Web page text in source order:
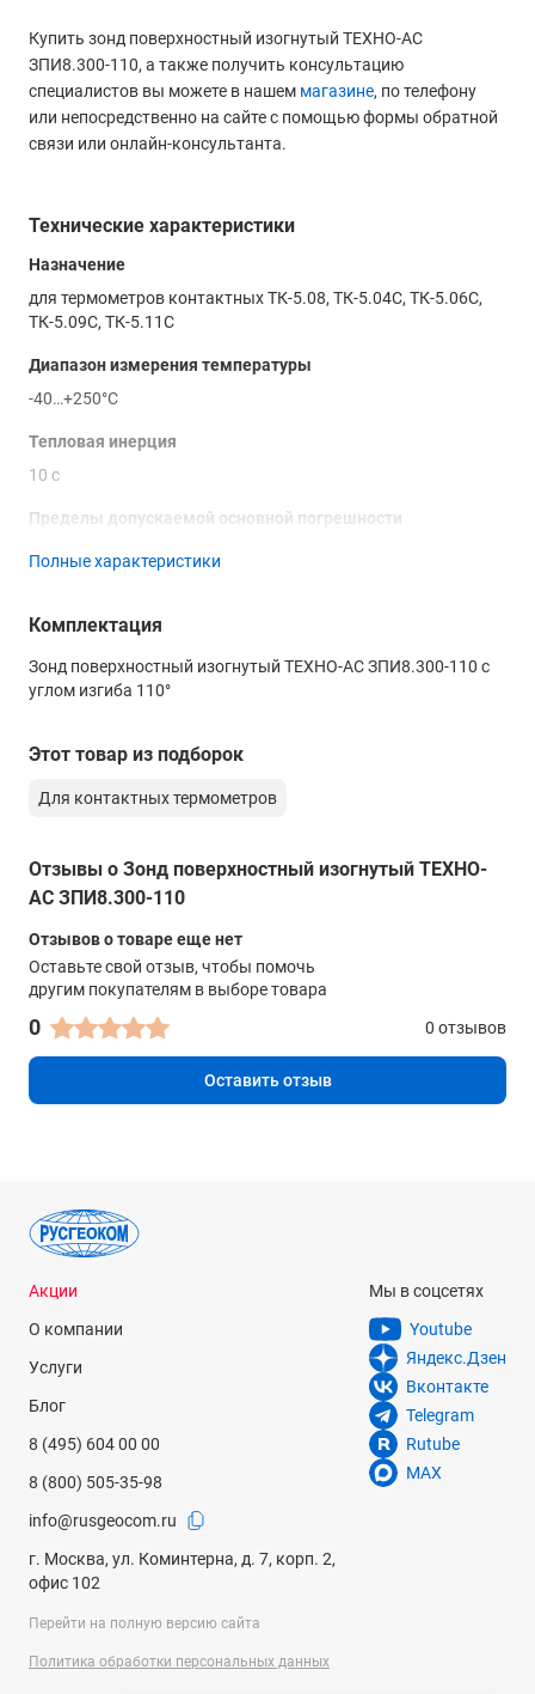
Купить зонд поверхностный изогнутый ТЕХНО-АС
ЗПИ8.300-110, а также получить консультацию
специалистов вы можете в нашем магазине, по телефону
или непосредственно на сайте с помощью формы обратной
связи или онлайн-консультанта.
Технические характеристики
Назначение
для термометров контактных ТК-5.08, ТК-5.04С, ТК-5.06С,
ТК-5.09С, ТК-5.11С
Диапазон измерения температуры
-40…+250°С
Тепловая инерция
10 с
Пределы допускаемой основной погрешности
абсолютной ±2°С от -40 до +100°С
Длина
300 мм
110°
Полные характеристики
Комплектация
Зонд поверхностный изогнутый ТЕХНО-АС ЗПИ8.300-110 с
углом изгиба 110°
Этот товар из подборок
Для контактных термометров
Отзывы о Зонд поверхностный изогнутый ТЕХНО-
АС ЗПИ8.300-110
Отзывов о товаре еще нет
Оставьте свой отзыв, чтобы помочь
другим покупателям в выборе товара
0 0 отзывов
Оставить отзыв
Акции
О компании
Услуги
Блог
8 (495) 604 00 00
8 (800) 505-35-98
info@rusgeocom.ru
г. Москва, ул. Коминтерна, д. 7, корп. 2,
офис 102
Мы в соцсетях
Youtube
Яндекс.Дзен
Вконтакте
Telegram
Rutube
MAX
Перейти на полную версию сайта
Политика обработки персональных данных